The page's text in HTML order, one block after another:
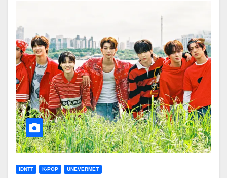
IDNTT K-POP UNEVERMET